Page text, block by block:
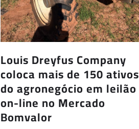
Louis Dreyfus Company
coloca mais de 150 ativos
do agronegócio em leilão
on-line no Mercado
Bomvalor